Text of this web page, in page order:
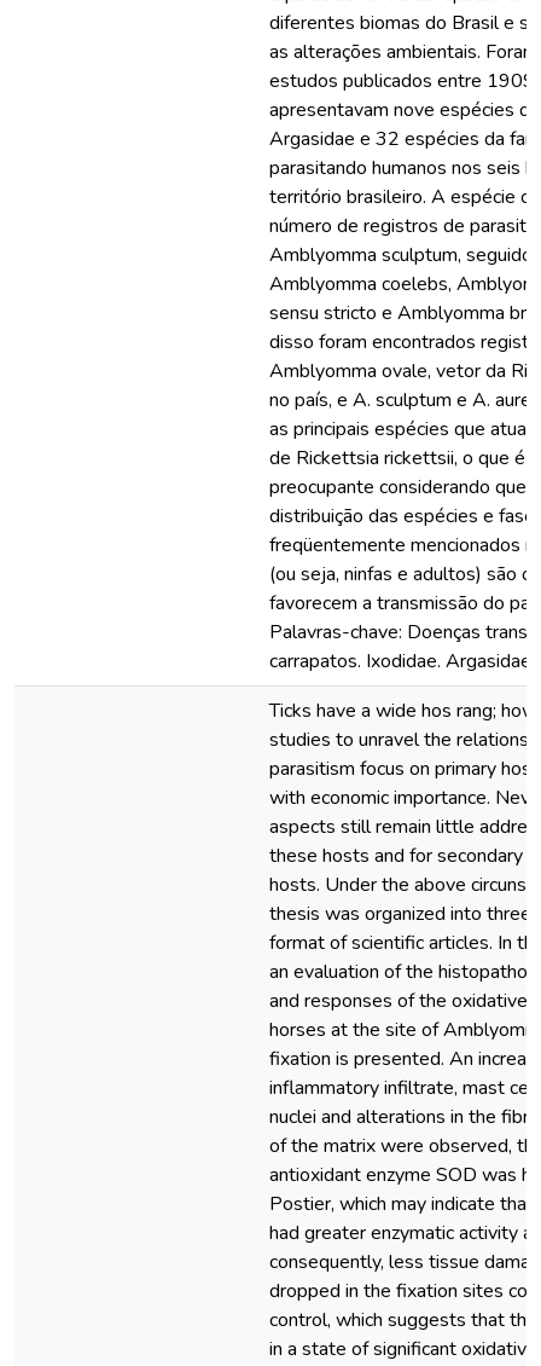
diferentes biomas do Brasil e
as alterações ambientais.
estudos publicados entre
apresentavam nove espécies
Argasidae e 32 espécies da
parasitando humanos nos seis
território brasileiro. A espécie
número de registros de
Amblyomma sculptum, seguido
Amblyomma coelebs,
sensu stricto e Amblyomma
disso foram encontrados
Amblyomma ovale, vetor da
no país, e A. sculptum e A.
as principais espécies que
de Rickettsia rickettsii, o que é
preocupante considerando que
distribuição das espécies e
freqüentemente mencionados
(ou seja, ninfas e adultos) são
favorecem a transmissão do
Palavras-chave: Doenças
carrapatos. Ixodidae.
Ticks have a wide hos rang;
studies to unravel the
parasitism focus on primary
with economic importance.
aspects still remain little
these hosts and for secondary
hosts. Under the above
thesis was organized into three
format of scientific articles. In
an evaluation of the
and responses of the oxidative
horses at the site of
fixation is presented. An
inflammatory infiltrate, mast
nuclei and alterations in the
of the matrix were observed,
antioxidant enzyme SOD was
Postier, which may indicate that
had greater enzymatic activity
consequently, less tissue
dropped in the fixation sites
control, which suggests that
in a state of significant